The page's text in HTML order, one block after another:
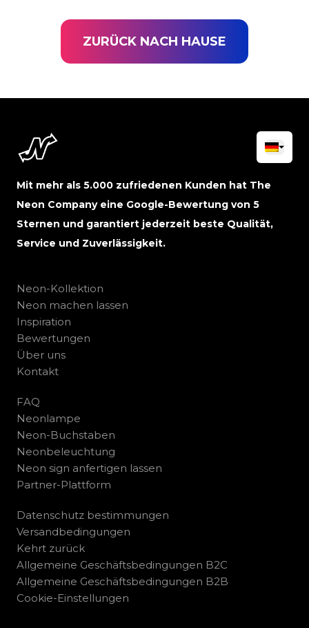
ZURÜCK NACH HAUSE
Mit mehr als 5.000 zufriedenen Kunden hat The
Neon Company eine Google-Bewertung von 5
Sternen und garantiert jederzeit beste Qualität,
Service und Zuverlässigkeit.
Neon-Kollektion
Neon machen lassen
Inspiration
Bewertungen
Über uns
Kontakt
FAQ
Neonlampe
Neon-Buchstaben
Neonbeleuchtung
Neon sign anfertigen lassen
Partner-Plattform
Datenschutz bestimmungen
Versandbedingungen
Kehrt zurück
Allgemeine Geschäftsbedingungen B2C
Allgemeine Geschäftsbedingungen B2B
Cookie-Einstellungen